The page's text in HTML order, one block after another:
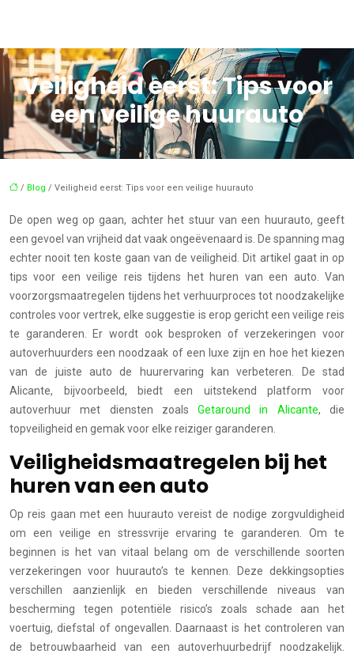
Veiligheid eerst: Tips voor
een veilige huurauto
/ Blog / Veiligheid eerst: Tips voor een veilige huurauto
De open weg op gaan, achter het stuur van een huurauto, geeft
een gevoel van vrijheid dat vaak ongeëvenaard is. De spanning mag
echter nooit ten koste gaan van de veiligheid. Dit artikel gaat in op
tips voor een veilige reis tijdens het huren van een auto. Van
voorzorgsmaatregelen tijdens het verhuurproces tot noodzakelijke
controles voor vertrek, elke suggestie is erop gericht een veilige reis
te garanderen. Er wordt ook besproken of verzekeringen voor
autoverhuurders een noodzaak of een luxe zijn en hoe het kiezen
van de juiste auto de huurervaring kan verbeteren. De stad
Alicante, bijvoorbeeld, biedt een uitstekend platform voor
autoverhuur met diensten zoalsGetaround in Alicante, die
topveiligheid en gemak voor elke reiziger garanderen.
Veiligheidsmaatregelen bij het
huren van een auto
Op reis gaan met een huurauto vereist de nodige zorgvuldigheid
om een veilige en stressvrije ervaring te garanderen. Om te
beginnen is het van vitaal belang om de verschillende soorten
verzekeringen voor huurauto’s te kennen. Deze dekkingsopties
verschillen aanzienlijk en bieden verschillende niveaus van
bescherming tegen potentiële risico’s zoals schade aan het
voertuig, diefstal of ongevallen. Daarnaast is het controleren van
de betrouwbaarheid van een autoverhuurbedrijf noodzakelijk.